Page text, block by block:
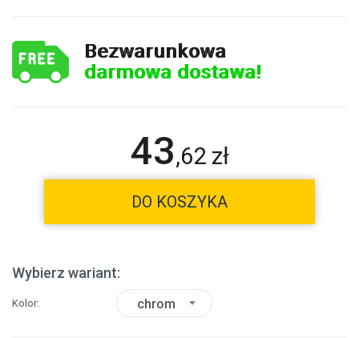
Bezwarunkowa
darmowa dostawa!
43,62 zł
DO KOSZYKA
Wybierz wariant:
Kolor chrom